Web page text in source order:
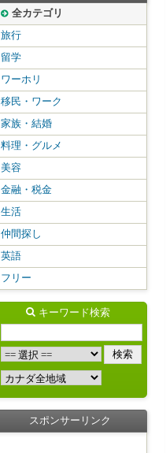
全カテゴリ
旅行
留学
ワーホリ
移民・ワーク
家族・結婚
料理・グルメ
美容
金融・税金
生活
仲間探し
英語
フリー
キーワード検索
スポンサーリンク